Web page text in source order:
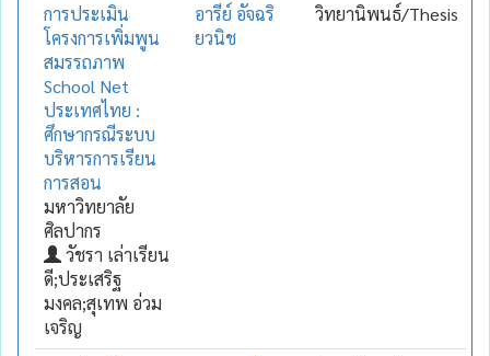
การประเมิน
โครงการเพิ่มพูน
สมรรถภาพ
School Net
ประเทศไทย :
ศึกษากรณีระบบ
บริหารการเรียน
การสอน
มหาวิทยาลัย
ศิลปากร
วัชรา เล่าเรียน
ดี;ประเสริฐ
มงคล;สุเทพ อ่วม
เจริญ
อารีย์ อัจฉริ
ยวนิช
วิทยานิพนธ์/Thesis